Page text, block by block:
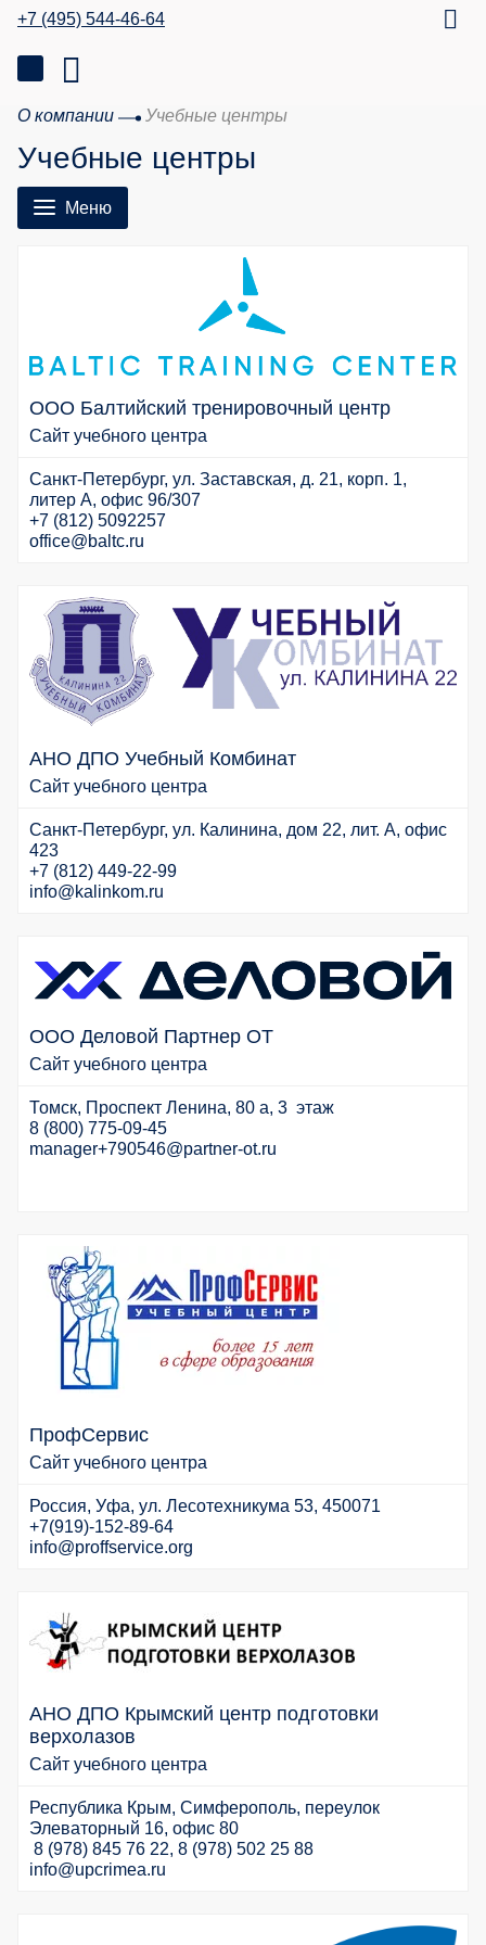
+7 (495) 544-46-64
О компании Учебные центры
Учебные центры
Меню
ООО Балтийский тренировочный центр
Сайт учебного центра
Санкт-Петербург, ул. Заставская, д. 21, корп. 1,
литер А, офис 96/307
+7 (812) 5092257
office@baltc.ru
АНО ДПО Учебный Комбинат
Сайт учебного центра
Санкт-Петербург, ул. Калинина, дом 22, лит. А, офис
423
+7 (812) 449-22-99
info@kalinkom.ru
ООО Деловой Партнер ОТ
Сайт учебного центра
Томск, Проспект Ленина, 80 а, 3 этаж
8 (800) 775-09-45
manager+790546@partner-ot.ru
ПрофСервис
Сайт учебного центра
Россия, Уфа, ул. Лесотехникума 53, 450071
+7(919)-152-89-64
info@proffservice.org
АНО ДПО Крымский центр подготовки
верхолазов
Сайт учебного центра
Республика Крым, Симферополь, переулок
Элеваторный 16, офис 80
8 (978) 845 76 22, 8 (978) 502 25 88
info@upcrimea.ru